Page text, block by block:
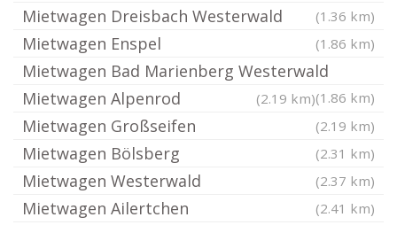
Mietwagen Dreisbach Westerwald (1.36 km)
Mietwagen Enspel (1.86 km)
Mietwagen Bad Marienberg Westerwald
(1.86 km)
Mietwagen Alpenrod (2.19 km)
Mietwagen Großseifen (2.19 km)
Mietwagen Bölsberg (2.31 km)
Mietwagen Westerwald (2.37 km)
Mietwagen Ailertchen (2.41 km)